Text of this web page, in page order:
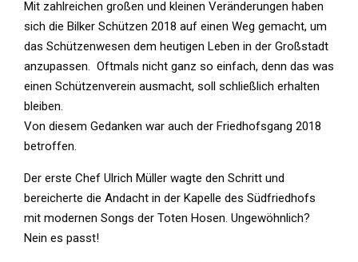
Mit zahlreichen großen und kleinen Veränderungen haben
sich die Bilker Schützen 2018 auf einen Weg gemacht, um
das Schützenwesen dem heutigen Leben in der Großstadt
anzupassen. Oftmals nicht ganz so einfach, denn das was
einen Schützenverein ausmacht, soll schließlich erhalten
bleiben.
Von diesem Gedanken war auch der Friedhofsgang 2018
betroffen.
Der erste Chef Ulrich Müller wagte den Schritt und
bereicherte die Andacht in der Kapelle des Südfriedhofs
mit modernen Songs der Toten Hosen. Ungewöhnlich?
Nein es passt!